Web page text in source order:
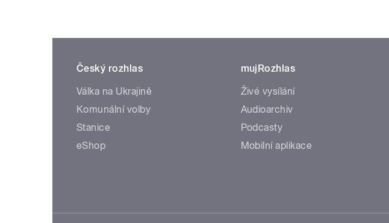
Český rozhlas
Válka na Ukrajině
Komunální volby
Stanice
eShop
mujRozhlas
Živé vysílání
Audioarchiv
Podcasty
Mobilní aplikace